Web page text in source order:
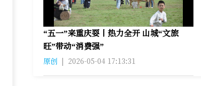
“五一”来重庆耍丨热力全开 山城“文旅
旺”带动“消费强”
原创 | 2026-05-04 17:13:31